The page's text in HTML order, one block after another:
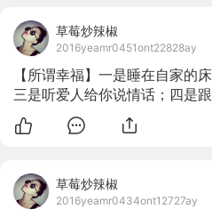
草莓炒辣椒
2016yeamr0451ont22828ay
【所谓幸福】一是睡在自家的
三是听爱人给你说情话；四是跟
草莓炒辣椒
2016yeamr0434ont12727ay